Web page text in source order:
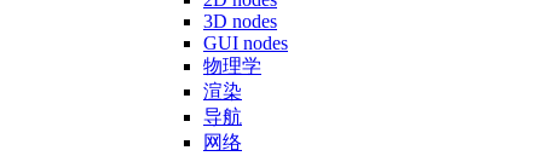
3D nodes
GUI nodes
物理学
渲染
导航
网络